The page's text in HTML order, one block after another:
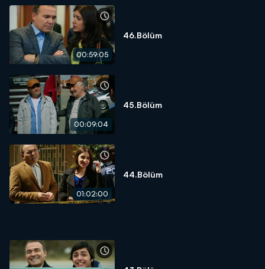
00:59:05
46.Bölüm
00:09:04
45.Bölüm
01:02:00
44.Bölüm